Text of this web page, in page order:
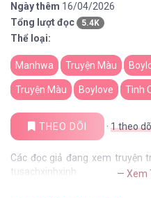
Ngày thêm 16/04/2026
Tổng lượt đọc
5.4K
Thể loại:
Manhwa Truyện Màu
Truyện Màu Boylove Tình
THEO DÕI · 1theo
Các đọc giả đang xem truyện
tusachxinhxinh
— Xem